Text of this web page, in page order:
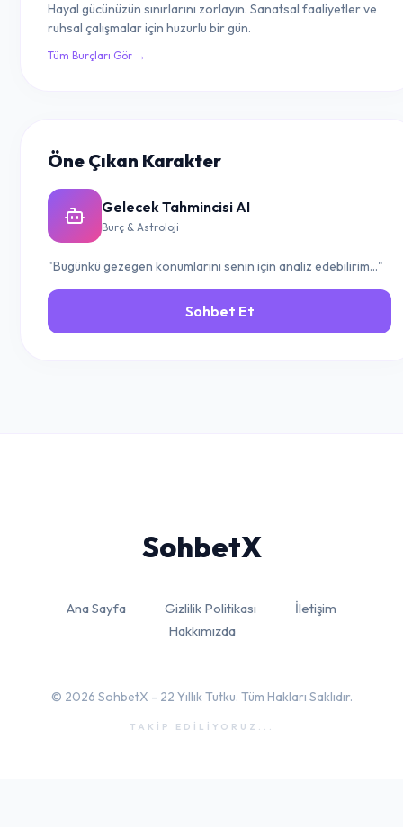
Hayal gücünüzün sınırlarını zorlayın. Sanatsal faaliyetler ve
ruhsal çalışmalar için huzurlu bir gün.
Tüm Burçları Gör →
Öne Çıkan Karakter
Gelecek Tahmincisi AI
Burç & Astroloji
"Bugünkü gezegen konumlarını senin için analiz edebilirim..."
Sohbet Et
SohbetX
Ana Sayfa Gizlilik Politikası
İletişim
Hakkımızda
© 2026 SohbetX - 22 Yıllık Tutku. Tüm Hakları Saklıdır.
TAKİP EDİLİYORUZ...